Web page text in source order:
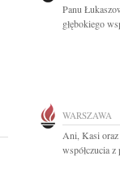
Panu
głębokiego
WARSZAWA
Ani, Kasi
współczucia